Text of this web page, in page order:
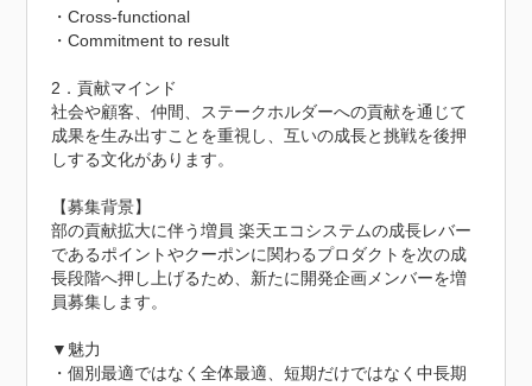
・Cross-functional
・Commitment to result
2．貢献マインド
社会や顧客、仲間、ステークホルダーへの貢献を通じて
成果を生み出すことを重視し、互いの成長と挑戦を後押
しする文化があります。
【募集背景】
部の貢献拡大に伴う増員 楽天エコシステムの成長レバー
であるポイントやクーポンに関わるプロダクトを次の成
長段階へ押し上げるため、新たに開発企画メンバーを増
員募集します。
▼魅力
・個別最適ではなく全体最適、短期だけではなく中長期